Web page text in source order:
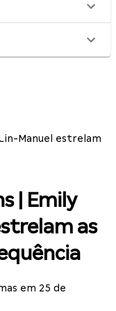
Manuel estrelam
| Emily
as
em 25 de